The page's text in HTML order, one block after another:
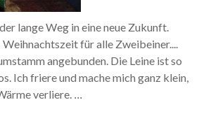
lange Weg in eine neue Zukunft.
Weihnachtszeit für alle Zweibeiner....
angebunden. Die Leine ist so
Ich friere und mache mich ganz klein,
verliere. ...